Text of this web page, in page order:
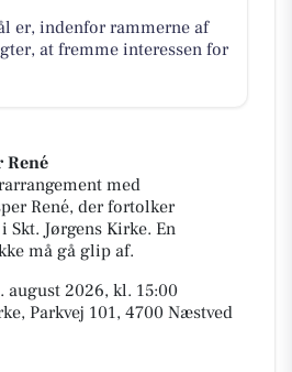
er, indenfor rammerne af
at fremme interessen for
René
med
René, der fortolker
Jørgens Kirke. En
må gå glip af.
august 2026, kl. 15:00
Parkvej 101, 4700 Næstved